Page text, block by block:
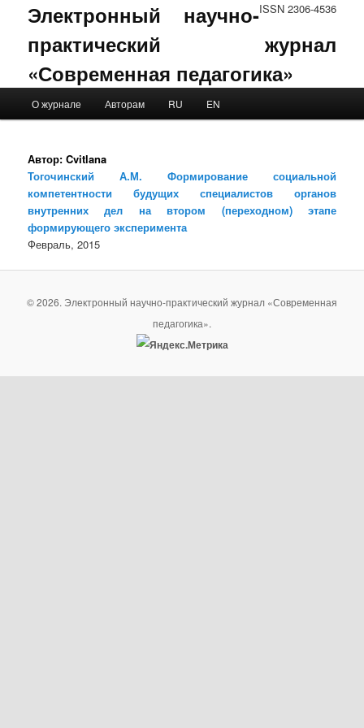
ISSN 2306-4536
Электронный научно-
практический журнал
«Современная педагогика»
Skip to primary content
Skip to secondary content
О журнале Авторам RU EN
Автор: Cvitlana
Тогочинский А.М. Формирование социальной
компетентности будущих специалистов органов
внутренних дел на втором (переходном) этапе
формирующего эксперимента
Февраль, 2015
© 2026. Электронный научно-практический журнал «Современная
педагогика».